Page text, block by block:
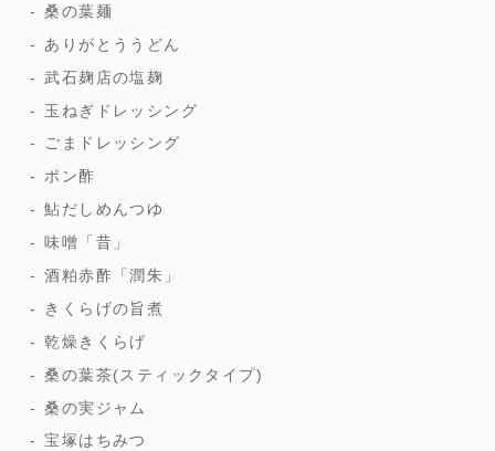
桑の葉麺
ありがとううどん
武石麹店の塩麹
玉ねぎドレッシング
ごまドレッシング
ポン酢
鮎だしめんつゆ
味噌「昔」
酒粕赤酢「潤朱」
きくらげの旨煮
乾燥きくらげ
桑の葉茶(スティックタイプ)
桑の実ジャム
宝塚はちみつ